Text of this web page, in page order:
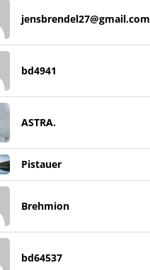
jensbrendel27@gmail.com
bd4941
ASTRA.
Pistauer
Brehmion
bd64537